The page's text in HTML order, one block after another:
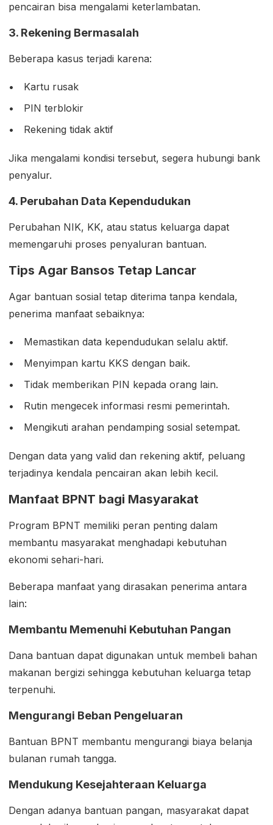
pencairan bisa mengalami keterlambatan.
3. Rekening Bermasalah
Beberapa kasus terjadi karena:
Kartu rusak
PIN terblokir
Rekening tidak aktif
Jika mengalami kondisi tersebut, segera hubungi bank
penyalur.
4. Perubahan Data Kependudukan
Perubahan NIK, KK, atau status keluarga dapat
memengaruhi proses penyaluran bantuan.
Tips Agar Bansos Tetap Lancar
Agar bantuan sosial tetap diterima tanpa kendala,
penerima manfaat sebaiknya:
Memastikan data kependudukan selalu aktif.
Menyimpan kartu KKS dengan baik.
Tidak memberikan PIN kepada orang lain.
Rutin mengecek informasi resmi pemerintah.
Mengikuti arahan pendamping sosial setempat.
Dengan data yang valid dan rekening aktif, peluang
terjadinya kendala pencairan akan lebih kecil.
Manfaat BPNT bagi Masyarakat
Program BPNT memiliki peran penting dalam
membantu masyarakat menghadapi kebutuhan
ekonomi sehari-hari.
Beberapa manfaat yang dirasakan penerima antara
lain:
Membantu Memenuhi Kebutuhan Pangan
Dana bantuan dapat digunakan untuk membeli bahan
makanan bergizi sehingga kebutuhan keluarga tetap
terpenuhi.
Mengurangi Beban Pengeluaran
Bantuan BPNT membantu mengurangi biaya belanja
bulanan rumah tangga.
Mendukung Kesejahteraan Keluarga
Dengan adanya bantuan pangan, masyarakat dapat